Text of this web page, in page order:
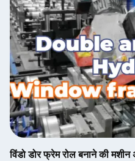
विंडो डोर फ्रेम रोल बनाने की